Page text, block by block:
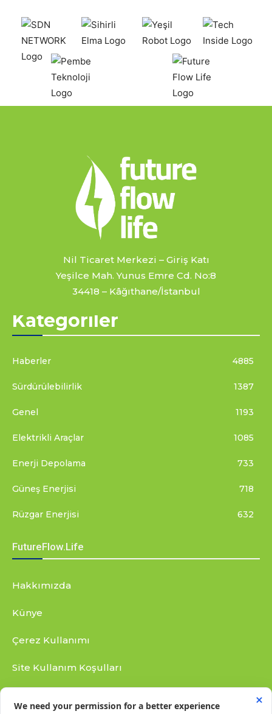
Nil Ticaret Merkezi – Giriş Katı
Yeşilce Mah. Yunus Emre Cd. No:8
34418 – Kâğıthane/İstanbul
Kategoriler
Haberler 4885
Sürdürülebilirlik 1387
Genel 1193
Elektrikli Araçlar 1085
Enerji Depolama 733
Güneş Enerjisi 718
Rüzgar Enerjisi 632
FutureFlow.Life
Hakkımızda
Künye
Çerez Kullanımı
Site Kullanım Koşulları